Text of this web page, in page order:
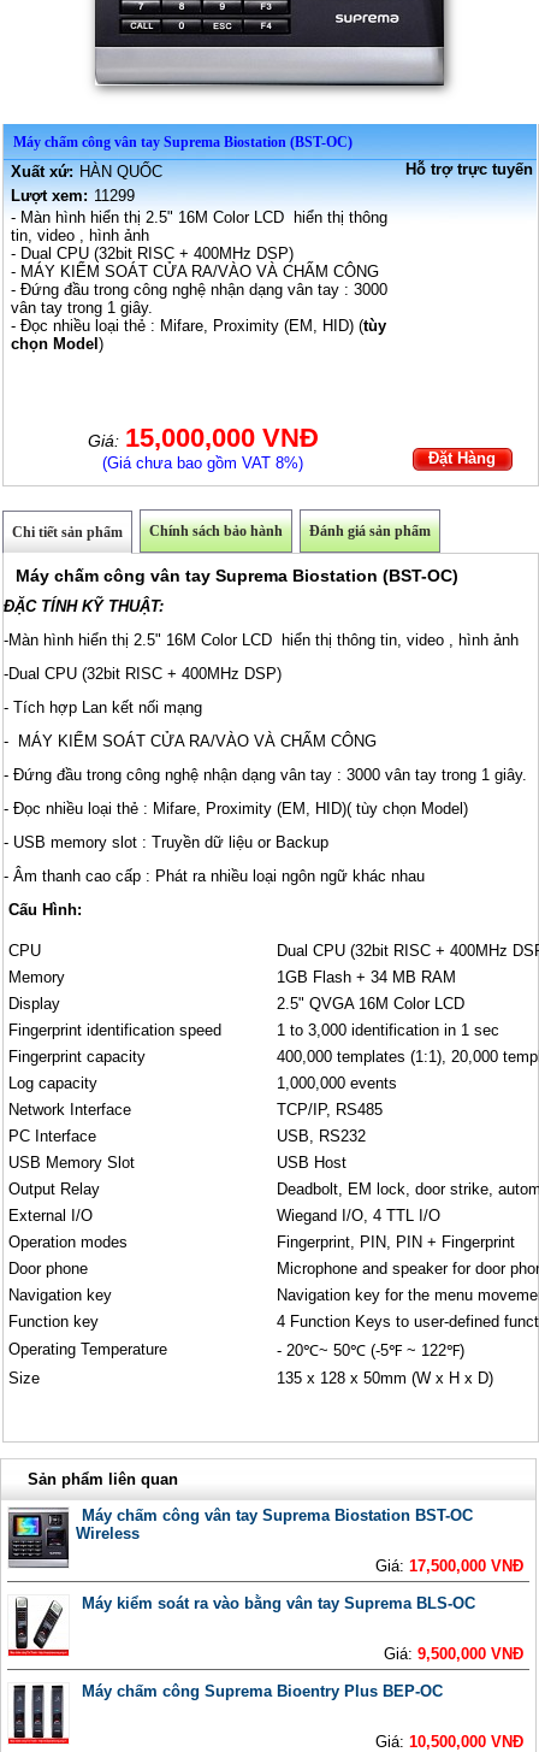
Máy chấm công vân tay Suprema Biostation (BST-OC)
Xuất xứ: HÀN QUỐC
Lượt xem: 11299
- Màn hình hiển thị 2.5" 16M Color LCD hiển thị thông
tin, video , hình ảnh
- Dual CPU (32bit RISC + 400MHz DSP)
- MÁY KIỂM SOÁT CỬA RA/VÀO VÀ CHẤM CÔNG
- Đứng đầu trong công nghệ nhận dạng vân tay : 3000
vân tay trong 1 giây.
- Đọc nhiều loại thẻ : Mifare, Proximity (EM, HID) (tùy
chọn Model )
Giá: 15,000,000 VNĐ
(Giá chưa bao gồm VAT 8%)
Hỗ trợ trực tuyến
Đặt Hàng
Chi tiết sản phẩm Chính sách bảo hành Đánh giá sản phẩm
Máy chấm công vân tay Suprema Biostation (BST-OC)
ĐẶC TÍNH KỸ THUẬT:
-Màn hình hiển thị 2.5" 16M Color LCD hiển thị thông tin, video , hình ảnh
-Dual CPU (32bit RISC + 400MHz DSP)
- Tích hợp Lan kết nối mạng
- MÁY KIỂM SOÁT CỬA RA/VÀO VÀ CHẤM CÔNG
- Đứng đầu trong công nghệ nhận dạng vân tay : 3000 vân tay trong 1 giây.
- Đọc nhiều loại thẻ : Mifare, Proximity (EM, HID)( tùy chọn Model)
- USB memory slot : Truyền dữ liệu or Backup
- Âm thanh cao cấp : Phát ra nhiều loại ngôn ngữ khác nhau
Cấu Hình:
CPU
Dual CPU (32bit RISC + 400MHz
Memory
1GB Flash + 34 MB RAM
Display
2.5" QVGA 16M Color LCD
Fingerprint identification speed
1 to 3,000 identification in 1 sec
Fingerprint capacity
400,000 templates (1:1), 20,000
Log capacity
1,000,000 events
Network Interface
TCP/IP, RS485
PC Interface
USB, RS232
USB Memory Slot
USB Host
Output Relay
Deadbolt, EM lock, door strike,
External I/O
Wiegand I/O, 4 TTL I/O
Operation modes
Fingerprint, PIN, PIN + Fingerprint
Door phone
Microphone and speaker for door
Navigation key
Navigation key for the menu
Function key
4 Function Keys to user-defined
Operating Temperature
- 20℃~ 50℃ (-5℉ ~ 122℉)
Size
135 x 128 x 50mm (W x H x D)
Sản phẩm liên quan
Máy chấm công vân tay Suprema Biostation BST-OC
Wireless
Giá:17,500,000 VNĐ
Máy kiểm soát ra vào bằng vân tay Suprema BLS-OC
Giá:9,500,000 VNĐ
Máy chấm công Suprema Bioentry Plus BEP-OC
Giá:10,500,000 VNĐ